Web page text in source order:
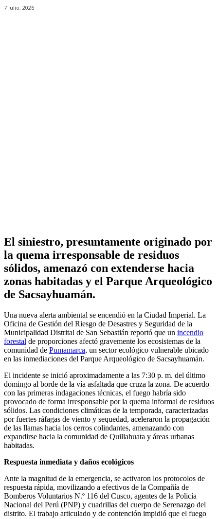
7 julio, 2026
El siniestro, presuntamente originado por
la quema irresponsable de residuos
sólidos, amenazó con extenderse hacia
zonas habitadas y el Parque Arqueológico
de Sacsayhuamán.
Una nueva alerta ambiental se encendió en la Ciudad Imperial. La
Oficina de Gestión del Riesgo de Desastres y Seguridad de la
Municipalidad Distrital de San Sebastián reportó que un incendio
forestal de proporciones afectó gravemente los ecosistemas de la
comunidad de Pumamarca, un sector ecológico vulnerable ubicado
en las inmediaciones del Parque Arqueológico de Sacsayhuamán.
El incidente se inició aproximadamente a las 7:30 p. m. del último
domingo al borde de la vía asfaltada que cruza la zona. De acuerdo
con las primeras indagaciones técnicas, el fuego habría sido
provocado de forma irresponsable por la quema informal de residuos
sólidos. Las condiciones climáticas de la temporada, caracterizadas
por fuertes ráfagas de viento y sequedad, aceleraron la propagación
de las llamas hacia los cerros colindantes, amenazando con
expandirse hacia la comunidad de Quillahuata y áreas urbanas
habitadas.
Respuesta inmediata y daños ecológicos
Ante la magnitud de la emergencia, se activaron los protocolos de
respuesta rápida, movilizando a efectivos de la Compañía de
Bomberos Voluntarios N.º 116 del Cusco, agentes de la Policía
Nacional del Perú (PNP) y cuadrillas del cuerpo de Serenazgo del
distrito. El trabajo articulado y de contención impidió que el fuego